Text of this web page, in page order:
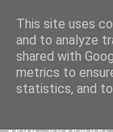
kedd, november
This site uses
and to analyze
shared with
metrics to
statistics, and